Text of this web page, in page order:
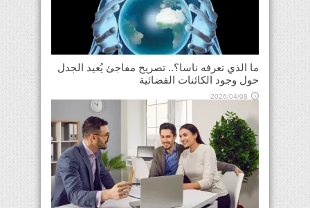
ما الذي تعرفه ناسا؟.. تصريح مفاجئ يُعيد الجدل
حول وجود الكائنات الفضائية
2026/04/08